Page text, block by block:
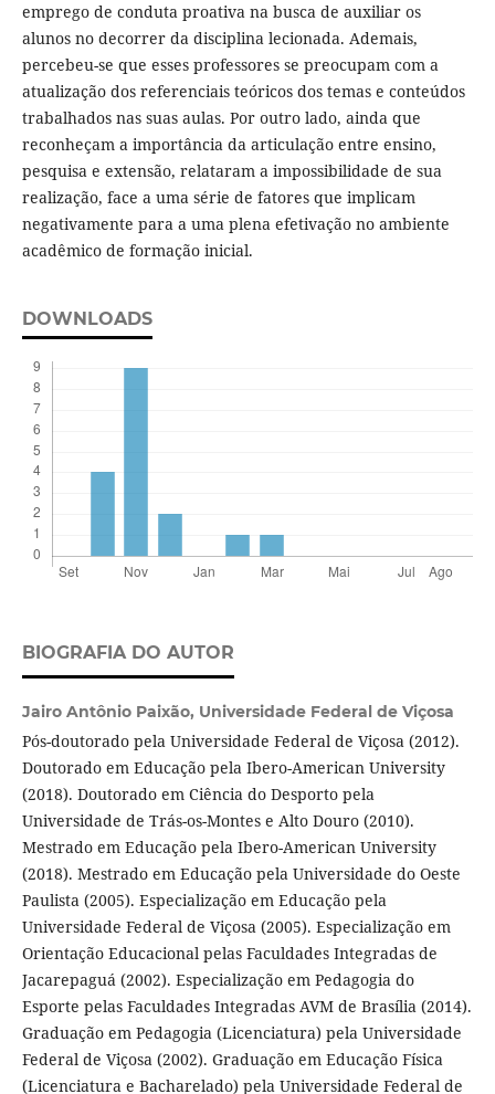
emprego de conduta proativa na busca de auxiliar os
alunos no decorrer da disciplina lecionada. Ademais,
percebeu-se que esses professores se preocupam com a
atualização dos referenciais teóricos dos temas e conteúdos
trabalhados nas suas aulas. Por outro lado, ainda que
reconheçam a importância da articulação entre ensino,
pesquisa e extensão, relataram a impossibilidade de sua
realização, face a uma série de fatores que implicam
negativamente para a uma plena efetivação no ambiente
acadêmico de formação inicial.
DOWNLOADS
BIOGRAFIA DO AUTOR
Jairo Antônio Paixão, Universidade Federal de Viçosa
Pós-doutorado pela Universidade Federal de Viçosa (2012).
Doutorado em Educação pela Ibero-American University
(2018). Doutorado em Ciência do Desporto pela
Universidade de Trás-os-Montes e Alto Douro (2010).
Mestrado em Educação pela Ibero-American University
(2018). Mestrado em Educação pela Universidade do Oeste
Paulista (2005). Especialização em Educação pela
Universidade Federal de Viçosa (2005). Especialização em
Orientação Educacional pelas Faculdades Integradas de
Jacarepaguá (2002). Especialização em Pedagogia do
Esporte pelas Faculdades Integradas AVM de Brasília (2014).
Graduação em Pedagogia (Licenciatura) pela Universidade
Federal de Viçosa (2002). Graduação em Educação Física
(Licenciatura e Bacharelado) pela Universidade Federal de